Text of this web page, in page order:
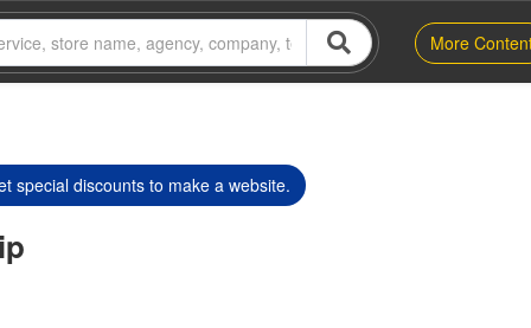
More
special discounts to make a website.